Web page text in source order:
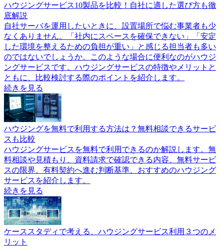
ハウジングサービス10製品を比較！自社に適した選び方も徹
底解説
自社サーバを運用したいときに、設置場所で悩む事業者も少
なくありません。「社内にスペースを確保できない」「安定
した環境を整えるための負担が重い」と感じる担当者も多い
のではないでしょうか。このような場合に便利なのがハウジ
ングサービスです。ハウジングサービスの特徴やメリットと
ともに、比較検討する際のポイントを紹介します。
続きを見る
ハウジングを無料で利用する方法は？無料相談できるサービ
スも比較
ハウジングサービスを無料で利用できるのか解説します。無
料相談や見積もり、資料請求で確認できる内容、無料サービ
スの限界、有料契約へ進む判断基準、おすすめのハウジング
サービスを紹介します。
続きを見る
ケーススタディで考える、ハウジングサービス利用３つのメ
リット